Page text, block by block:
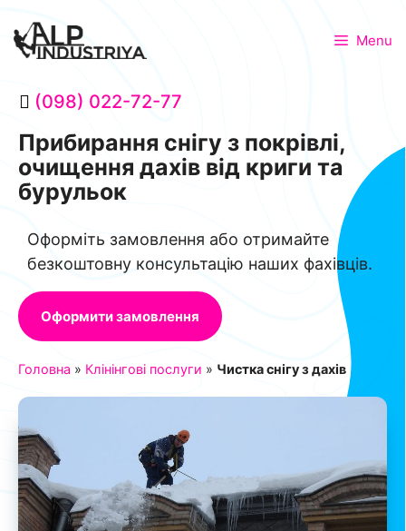
Menu
(098) 022-72-77
Прибирання снігу з покрівлі,
очищення дахів від криги та
бурульок
Оформіть замовлення або отримайте
безкоштовну консультацію наших фахівців.
Оформити замовлення
Головна » Клінінгові послуги » Чистка снігу з дахів